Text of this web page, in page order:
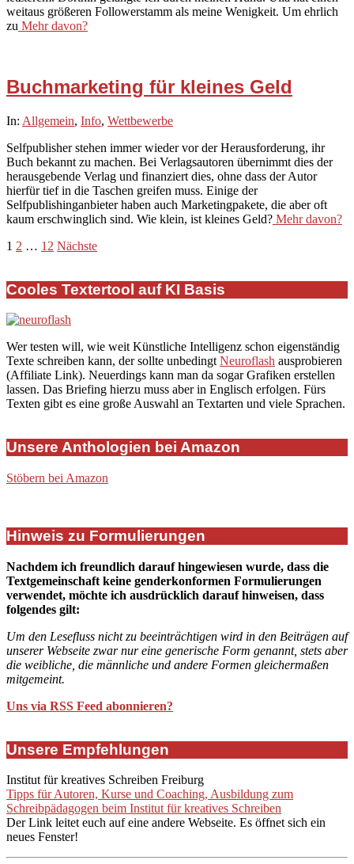
weitaus größeren Followerstamm als meine Wenigkeit. Um ehrlich
zu Mehr davon?
Buchmarketing für kleines Geld
2021-
11
In: Allgemein, Info, Wettbewerbe
Selfpublisher stehen immer wieder vor der Herausforderung, ihr
Buch bekannt zu machen. Bei Verlagsautoren übernimmt dies der
herausgebende Verlag und finanziert dies, ohne dass der Autor
hierfür tief in die Taschen greifen muss. Einige der
Selfpublishinganbieter haben auch Marketingpakete, die aber oft
kaum erschwinglich sind. Wie klein, ist kleines Geld? Mehr davon?
Seitennummerierung
Beiträge
1 2 … 12 Nächste
Cooles Textertool auf KI Basis
Wer testen will, wie weit Künstliche Intelligenz schon eigenständig
Texte schreiben kann, der sollte unbedingt Neuroflash ausprobieren
(Affiliate Link). Neuerdings kann man da sogar Grafiken erstellen
lassen. Das Briefing hierzu muss aber in Englisch erfolgen. Fürs
Texten gibt es eine große Auswahl an Textarten und viele Sprachen.
Unsere Anthologien bei Amazon
Stöbern bei Amazon
Hinweis zu Formulierungen
Nachdem ich freundlich darauf hingewiesen wurde, dass die
Textgemeinschaft keine genderkonformen Formulierungen
verwendet, möchte ich ausdrücklich darauf hinweisen, dass
folgendes gilt:
Um den Lesefluss nicht zu beeinträchtigen wird in den Beiträgen auf
unserer Webseite zwar nur eine generische Form genannt, stets aber
die weibliche, die männliche und andere Formen gleichermaßen
mitgemeint.
Uns via RSS Feed abonnieren?
Unsere Empfehlungen
Institut für kreatives Schreiben Freiburg
Tipps für Autoren, Kurse und Coaching, Ausbildung zum
Schreibpädagogen beim Institut für kreatives Schreiben
Der Link leitet euch auf eine andere Webseite. Es öffnet sich ein
neues Fenster!